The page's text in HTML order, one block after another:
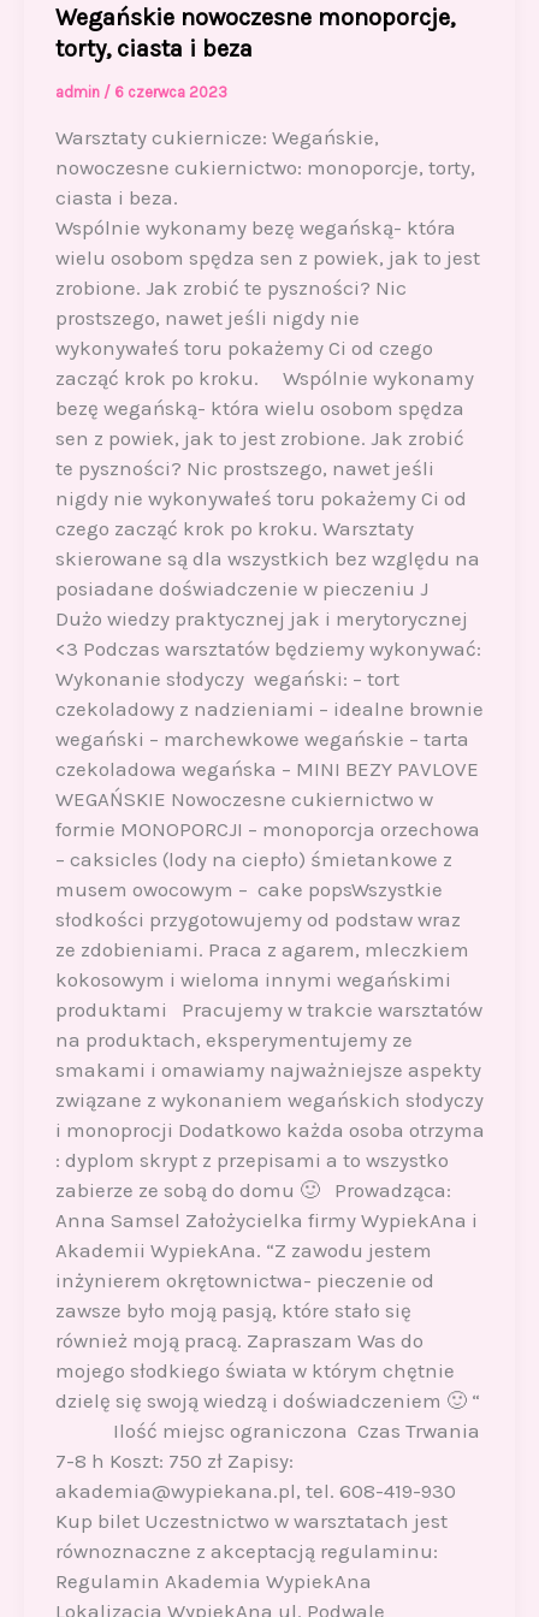
Wegańskie nowoczesne monoporcje,
torty, ciasta i beza
admin / 6 czerwca 2023
Warsztaty cukiernicze: Wegańskie,
nowoczesne cukiernictwo: monoporcje, torty,
ciasta i beza.
Wspólnie wykonamy bezę wegańską- która
wielu osobom spędza sen z powiek, jak to jest
zrobione. Jak zrobić te pyszności? Nic
prostszego, nawet jeśli nigdy nie
wykonywałeś toru pokażemy Ci od czego
zacząć krok po kroku. Wspólnie wykonamy
bezę wegańską- która wielu osobom spędza
sen z powiek, jak to jest zrobione. Jak zrobić
te pyszności? Nic prostszego, nawet jeśli
nigdy nie wykonywałeś toru pokażemy Ci od
czego zacząć krok po kroku. Warsztaty
skierowane są dla wszystkich bez względu na
posiadane doświadczenie w pieczeniu J
Dużo wiedzy praktycznej jak i merytorycznej
<3 Podczas warsztatów będziemy wykonywać:
Wykonanie słodyczy wegański: – tort
czekoladowy z nadzieniami – idealne brownie
wegański – marchewkowe wegańskie – tarta
czekoladowa wegańska – MINI BEZY PAVLOVE
WEGAŃSKIE Nowoczesne cukiernictwo w
formie MONOPORCJI – monoporcja orzechowa
– caksicles (lody na ciepło) śmietankowe z
musem owocowym – cake popsWszystkie
słodkości przygotowujemy od podstaw wraz
ze zdobieniami. Praca z agarem, mleczkiem
kokosowym i wieloma innymi wegańskimi
produktami Pracujemy w trakcie warsztatów
na produktach, eksperymentujemy ze
smakami i omawiamy najważniejsze aspekty
związane z wykonaniem wegańskich słodyczy
i monoprocji Dodatkowo każda osoba otrzyma
: dyplom skrypt z przepisami a to wszystko
zabierze ze sobą do domu 🙂 Prowadząca:
Anna Samsel Założycielka firmy WypiekAna i
Akademii WypiekAna. “Z zawodu jestem
inżynierem okrętownictwa- pieczenie od
zawsze było moją pasją, które stało się
również moją pracą. Zapraszam Was do
mojego słodkiego świata w którym chętnie
dzielę się swoją wiedzą i doświadczeniem 🙂 “
Ilość miejsc ograniczona Czas Trwania
7-8 h Koszt: 750 zł Zapisy:
akademia@wypiekana.pl, tel. 608-419-930
Kup bilet Uczestnictwo w warsztatach jest
równoznaczne z akceptacją regulaminu:
Regulamin Akademia WypiekAna
Lokalizacja WypiekAna ul. Podwale